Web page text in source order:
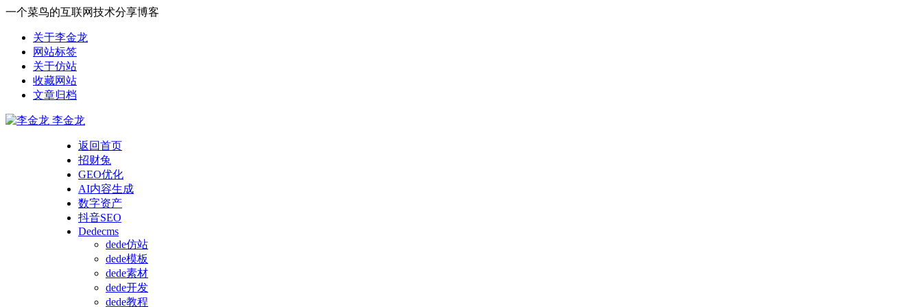
一个菜鸟的互联网技术分享博客
关于李金龙
网站标签
关于仿站
收藏网站
文章归档
李金龙
返回首页
招财兔
GEO优化
AI内容生成
数字资产
抖音SEO
Dedecms
dede仿站
dede模板
dede素材
dede开发
dede教程